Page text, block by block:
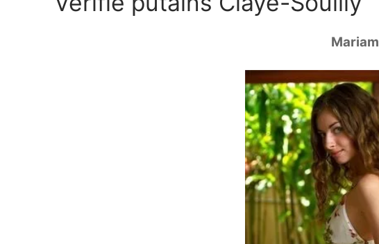
Mariam